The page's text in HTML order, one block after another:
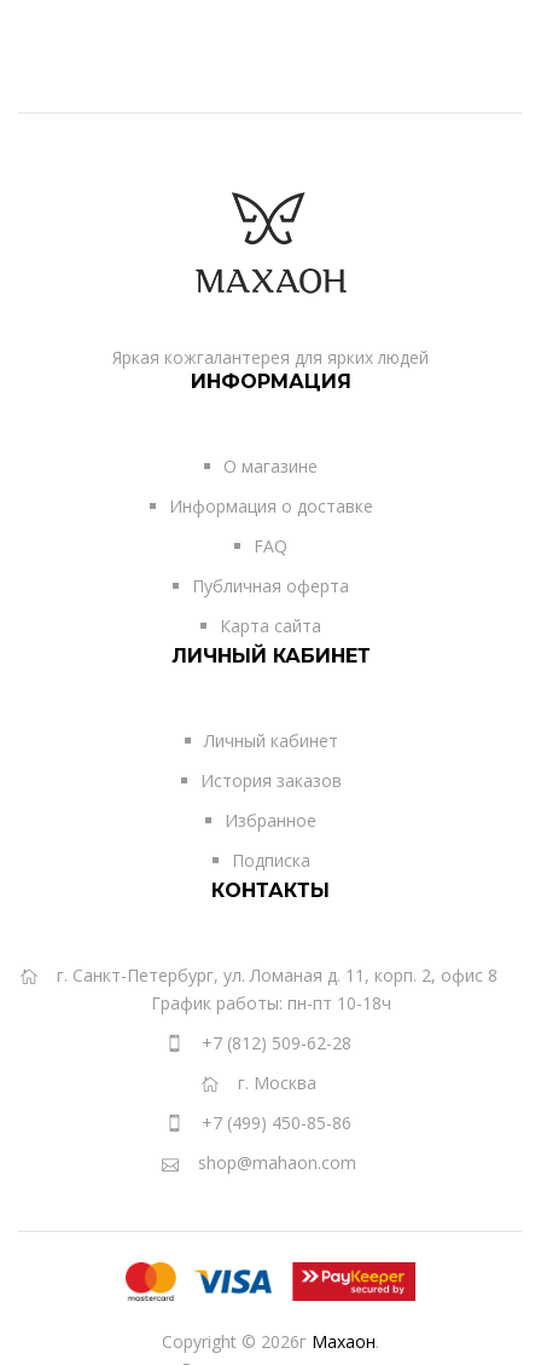
Яркая кожгалантерея для ярких людей
ИНФОРМАЦИЯ
О магазине
Информация о доставке
FAQ
Публичная оферта
Карта сайта
ЛИЧНЫЙ КАБИНЕТ
Личный кабинет
История заказов
Избранное
Подписка
КОНТАКТЫ
г. Санкт-Петербург, ул. Ломаная д. 11, корп. 2, офис 8
График работы: пн-пт 10-18ч
+7 (812) 509-62-28
г. Москва
+7 (499) 450-85-86
shop@mahaon.com
Copyright © 2026г Махаон.